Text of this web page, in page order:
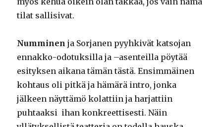
tilat sallisivat.
Numminen ja Sorjanen pyyhkivät katsojan
ennakko-odotuksilla ja –asenteilla pöytää
esityksen aikana tämän tästä. Ensimmäinen
kohtaus oli pitkä ja hämärä intro, jonka
jälkeen näyttämö kolattiin ja harjattiin
puhtaaksi ihan konkreettisesti. Näin